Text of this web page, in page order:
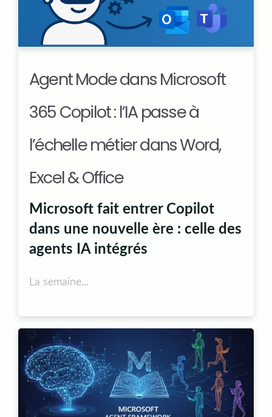
Agent Mode dans Microsoft
365 Copilot : l’IA passe à
l’échelle métier dans Word,
Excel & Office
Microsoft fait entrer Copilot
dans une nouvelle ère : celle des
agents IA intégrés
La semaine...